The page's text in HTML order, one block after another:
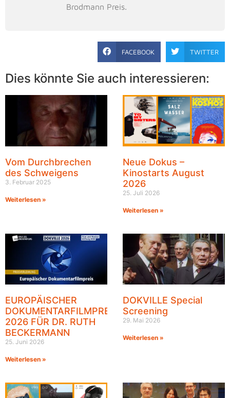
Brodmann Preis.
FACEBOOK TWITTER
Dies könnte Sie auch interessieren:
Vom Durchbrechen
des Schweigens
3. Februar 2025
Weiterlesen »
Neue Dokus –
Kinostarts August
2026
25. Juli 2026
Weiterlesen »
EUROPÄISCHER
DOKUMENTARFILMPREIS
2026 FÜR DR. RUTH
BECKERMANN
25. Juni 2026
Weiterlesen »
DOKVILLE Special
Screening
29. Mai 2026
Weiterlesen »